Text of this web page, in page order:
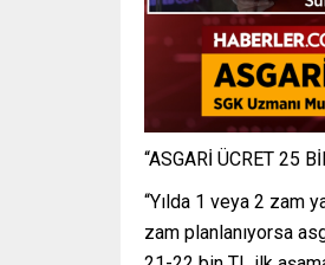
“ASGARİ ÜCRET 25
“Yılda 1 veya 2 zam
zam planlanıyorsa